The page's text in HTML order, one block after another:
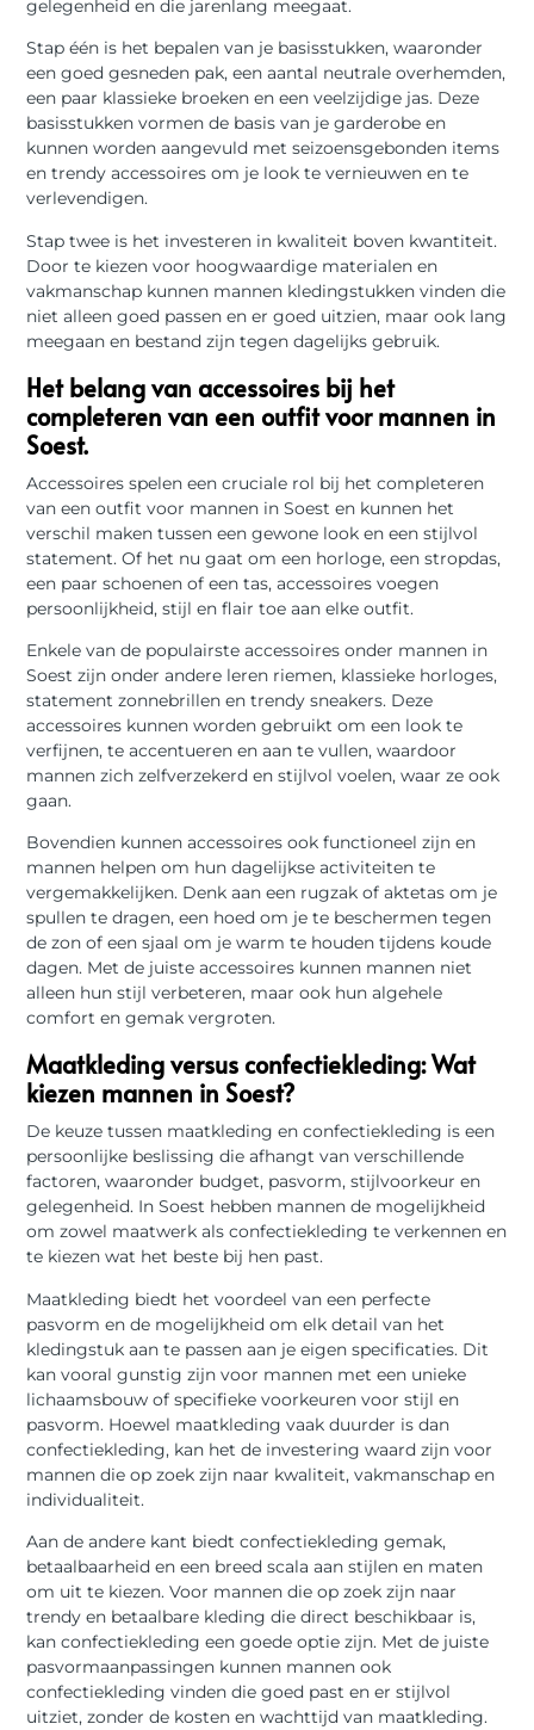
gelegenheid en die jarenlang meegaat.
Stap één is het bepalen van je basisstukken, waaronder
een goed gesneden pak, een aantal neutrale overhemden,
een paar klassieke broeken en een veelzijdige jas. Deze
basisstukken vormen de basis van je garderobe en
kunnen worden aangevuld met seizoensgebonden items
en trendy accessoires om je look te vernieuwen en te
verlevendigen.
Stap twee is het investeren in kwaliteit boven kwantiteit.
Door te kiezen voor hoogwaardige materialen en
vakmanschap kunnen mannen kledingstukken vinden die
niet alleen goed passen en er goed uitzien, maar ook lang
meegaan en bestand zijn tegen dagelijks gebruik.
Het belang van accessoires bij het
completeren van een outfit voor mannen in
Soest.
Accessoires spelen een cruciale rol bij het completeren
van een outfit voor mannen in Soest en kunnen het
verschil maken tussen een gewone look en een stijlvol
statement. Of het nu gaat om een ​​horloge, een stropdas,
een paar schoenen of een tas, accessoires voegen
persoonlijkheid, stijl en flair toe aan elke outfit.
Enkele van de populairste accessoires onder mannen in
Soest zijn onder andere leren riemen, klassieke horloges,
statement zonnebrillen en trendy sneakers. Deze
accessoires kunnen worden gebruikt om een ​​look te
verfijnen, te accentueren en aan te vullen, waardoor
mannen zich zelfverzekerd en stijlvol voelen, waar ze ook
gaan.
Bovendien kunnen accessoires ook functioneel zijn en
mannen helpen om hun dagelijkse activiteiten te
vergemakkelijken. Denk aan een rugzak of aktetas om je
spullen te dragen, een hoed om je te beschermen tegen
de zon of een sjaal om je warm te houden tijdens koude
dagen. Met de juiste accessoires kunnen mannen niet
alleen hun stijl verbeteren, maar ook hun algehele
comfort en gemak vergroten.
Maatkleding versus confectiekleding: Wat
kiezen mannen in Soest?
De keuze tussen maatkleding en confectiekleding is een
persoonlijke beslissing die afhangt van verschillende
factoren, waaronder budget, pasvorm, stijlvoorkeur en
gelegenheid. In Soest hebben mannen de mogelijkheid
om zowel maatwerk als confectiekleding te verkennen en
te kiezen wat het beste bij hen past.
Maatkleding biedt het voordeel van een perfecte
pasvorm en de mogelijkheid om elk detail van het
kledingstuk aan te passen aan je eigen specificaties. Dit
kan vooral gunstig zijn voor mannen met een unieke
lichaamsbouw of specifieke voorkeuren voor stijl en
pasvorm. Hoewel maatkleding vaak duurder is dan
confectiekleding, kan het de investering waard zijn voor
mannen die op zoek zijn naar kwaliteit, vakmanschap en
individualiteit.
Aan de andere kant biedt confectiekleding gemak,
betaalbaarheid en een breed scala aan stijlen en maten
om uit te kiezen. Voor mannen die op zoek zijn naar
trendy en betaalbare kleding die direct beschikbaar is,
kan confectiekleding een goede optie zijn. Met de juiste
pasvormaanpassingen kunnen mannen ook
confectiekleding vinden die goed past en er stijlvol
uitziet, zonder de kosten en wachttijd van maatkleding.